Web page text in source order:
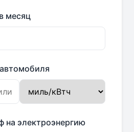
месяц
электроэнергию